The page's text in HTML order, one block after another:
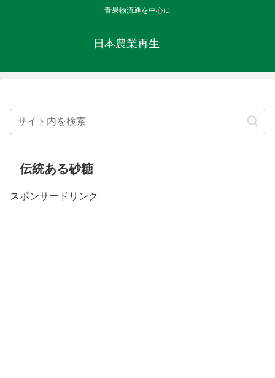
青果物流通を中心に
日本農業再生
伝統ある砂糖
スポンサードリンク